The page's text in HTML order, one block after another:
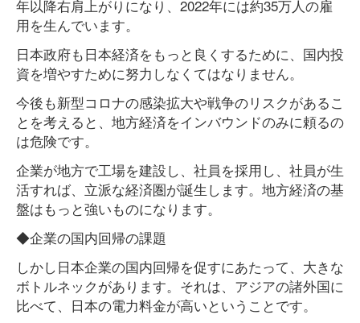
年以降右肩上がりになり、2022年には約35万人の雇
用を生んでいます。
日本政府も日本経済をもっと良くするために、国内投
資を増やすために努力しなくてはなりません。
今後も新型コロナの感染拡大や戦争のリスクがあるこ
とを考えると、地方経済をインバウンドのみに頼るの
は危険です。
企業が地方で工場を建設し、社員を採用し、社員が生
活すれば、立派な経済圏が誕生します。地方経済の基
盤はもっと強いものになります。
◆企業の国内回帰の課題
しかし日本企業の国内回帰を促すにあたって、大きな
ボトルネックがあります。それは、アジアの諸外国に
比べて、日本の電力料金が高いということです。